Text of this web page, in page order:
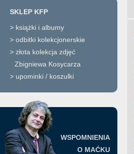
SKLEP KFP
> książki i albumy
> odbitki kolekcjonerskie
> złota kolekcja zdjęć
Zbigniewa Kosycarza
> upominki / koszulki
WSPOMNIENIA
O MAĆKU